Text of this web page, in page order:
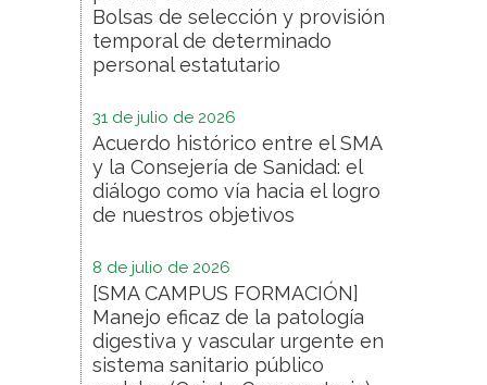
Bolsas de selección y provisión
temporal de determinado
personal estatutario
31 de julio de 2026
Acuerdo histórico entre el SMA
y la Consejería de Sanidad: el
diálogo como vía hacia el logro
de nuestros objetivos
8 de julio de 2026
[SMA CAMPUS FORMACIÓN]
Manejo eficaz de la patología
digestiva y vascular urgente en
sistema sanitario público